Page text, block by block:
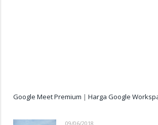
Google Meet Premium | Harga Google
09/06/2018